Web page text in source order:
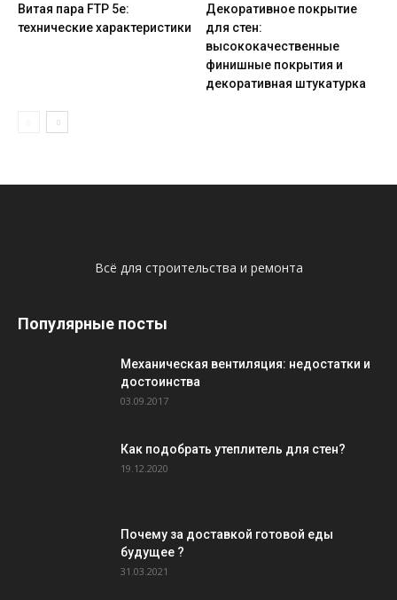
Витая пара FTP 5е:
технические характеристики
Декоративное покрытие
для стен:
высококачественные
финишные покрытия и
декоративная штукатурка
Всё для строительства и ремонта
Популярные посты
Механическая вентиляция: недостатки и
достоинства
03.09.2017
Как подобрать утеплитель для стен?
19.12.2020
Почему за доставкой готовой еды
будущее ?
31.03.2021